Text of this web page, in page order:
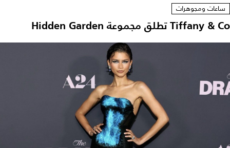
ساعات ومجوهرات
Tiffany & Co تطلق مجموعة Hidden Garden